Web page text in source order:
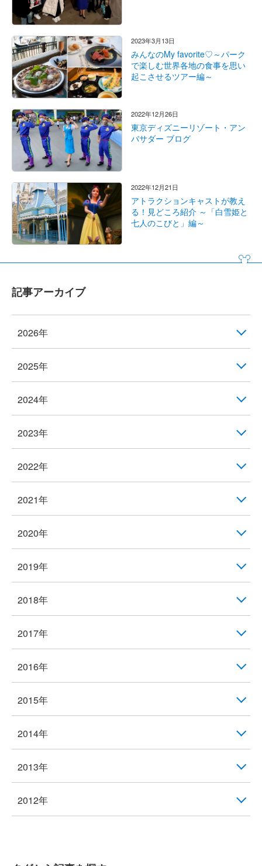
2023年3月13日
みんなのMy favorite♡～パーク
で楽しむ世界各地の食事を思い
起こさせるツアー編～
2022年12月26日
東京ディズニーリゾート・アン
バサダー ブログ
2022年12月21日
アトラクションキャストが教え
る！見どころ紹介 ～「白雪姫と
七人のこびと」編～
記事アーカイブ
2026年
2025年
2024年
2023年
2022年
2021年
2020年
2019年
2018年
2017年
2016年
2015年
2014年
2013年
2012年